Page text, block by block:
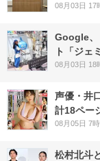
08月03日 17
Google、
ト「ジェ
08月03日 18
声優・井
計18ペー
08月05日 7
松村北斗